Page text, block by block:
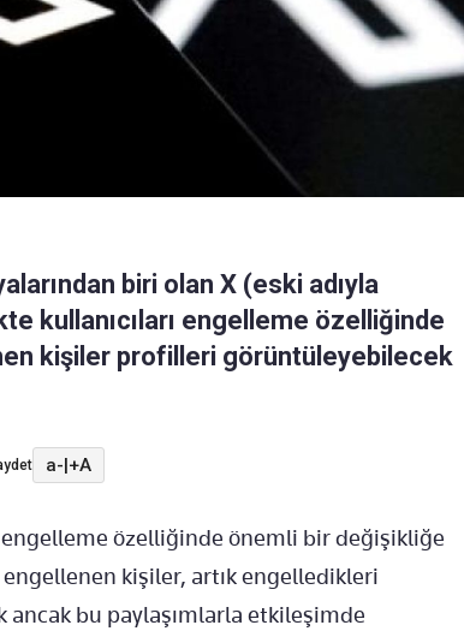
biri olan X (eski adıyla
kullanıcıları engelleme özelliğinde
kişiler profilleri görüntüleyebilecek
a-|+A
engelleme özelliğinde önemli bir değişikliğe
kişiler, artık engelledikleri
ancak bu paylaşımlarla etkileşimde